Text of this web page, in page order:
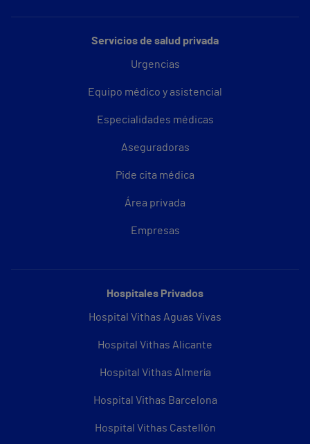
Servicios de salud privada
Urgencias
Equipo médico y asistencial
Especialidades médicas
Aseguradoras
Pide cita médica
Área privada
Empresas
Hospitales Privados
Hospital Vithas Aguas Vivas
Hospital Vithas Alicante
Hospital Vithas Almería
Hospital Vithas Barcelona
Hospital Vithas Castellón